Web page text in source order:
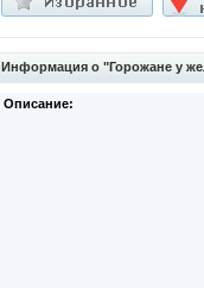
Информация о "Горожане у
Описание: